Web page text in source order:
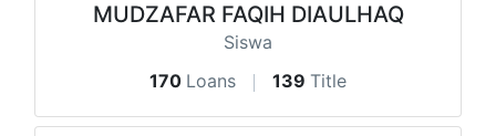
MUDZAFAR FAQIH DIAULHAQ
Siswa
170 Loans 139 Title